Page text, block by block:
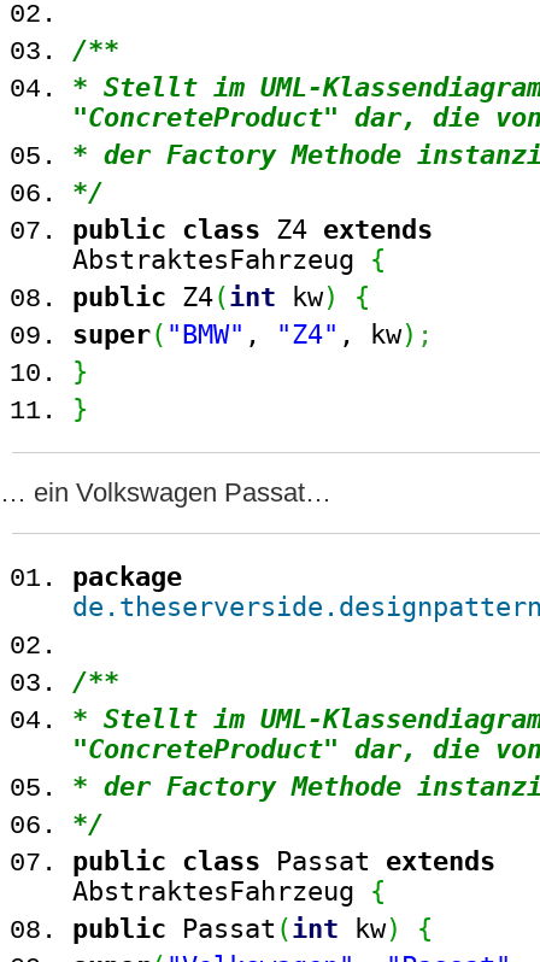
/**
* Stellt im UML-
"ConcreteProduct" dar, die
* der Factory Methode
*/
public class Z4 extends
AbstraktesFahrzeug {
public Z4(int kw)
{
super( "BMW" , "Z4" , kw) ;
}
}
… ein Volkswagen Passat…
package
/**
* Stellt im UML-
"ConcreteProduct" dar, die
* der Factory Methode
*/
public class Passat extends
AbstraktesFahrzeug {
public Passat(int kw)
{